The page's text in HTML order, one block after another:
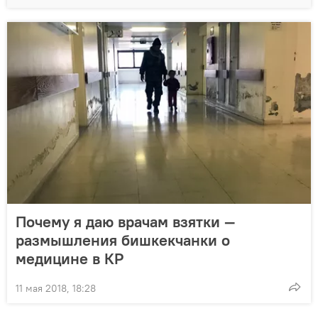
Почему я даю врачам взятки —
размышления бишкекчанки о
медицине в КР
11 мая 2018, 18:28